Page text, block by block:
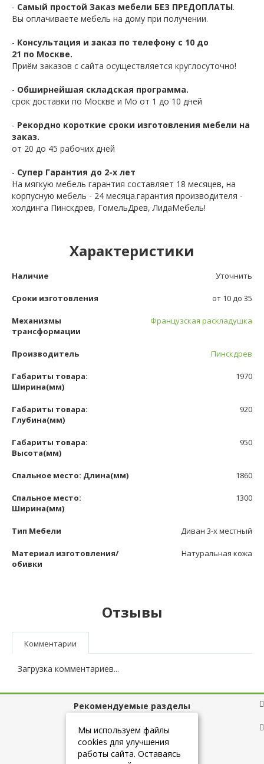
- Самый простой Заказ мебели БЕЗ ПРЕДОПЛАТЫ.
Вы оплачиваете мебель на дому при получении.
- Консультация и заказ по телефону с 10 до
21 по Москве.
Приём заказов с сайта осуществляется круглосуточно!
- Обширнейшая складская программа.
срок доставки по Москве и Мо от 1 до 10 дней
- Рекордно короткие сроки изготовления мебели на
заказ.
от 20 до 45 рабочих дней
- Супер Гарантия до 2-х лет
На мягкую мебель гарантия составляет 18 месяцев, на
корпусную мебель - 24 месяца.гарантия производителя -
холдинга Пинскдрев, ГомельДрев, ЛидаМебель!
Характеристики
Наличие Уточнить
Сроки изготовления от 10 до 35
Механизмы
трансформации
Французская раскладушка
Производитель Пинскдрев
Габариты товара:
Ширина(мм)
1970
Габариты товара:
Глубина(мм)
920
Габариты товара:
Высота(мм)
950
Спальное место: Длина(мм) 1860
Спальное место:
Ширина(мм)
1300
Тип Мебели Диван 3-х местный
Материал изготовления/
обивки
Натуральная кожа
Отзывы
Комментарии
Загрузка комментариев...
Рекомендуемые разделы
Полезные ссылки
Мы используем файлы
cookies для улучшения
работы сайта. Оставаясь